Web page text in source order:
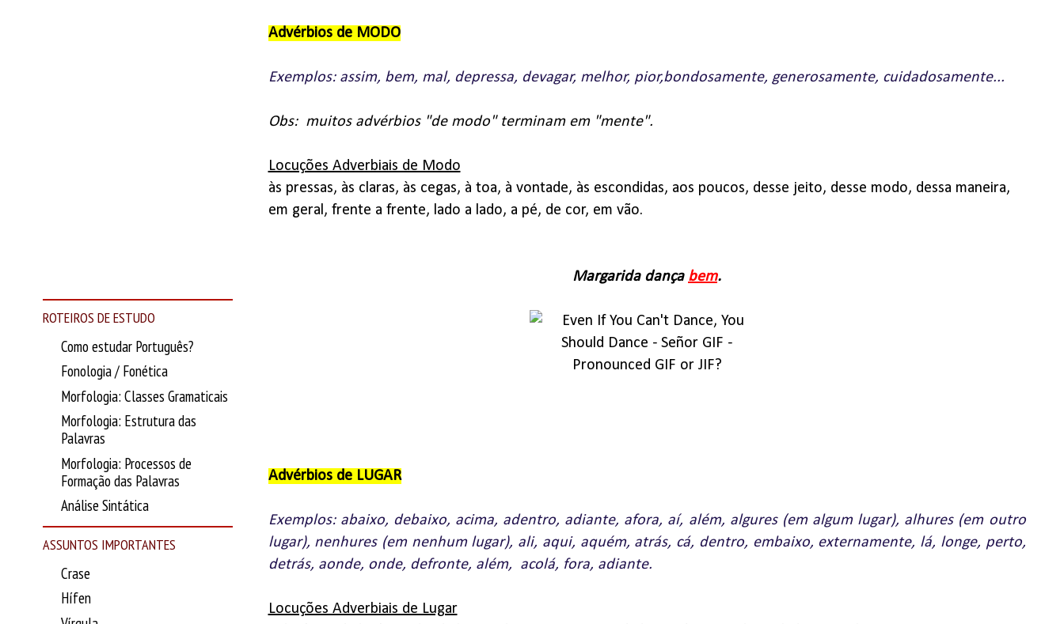
Advérbios de MODO
Exemplos: assim, bem, mal, depressa, devagar, melhor, pior,bondosamente, generosamente, cuidadosamente...
Obs: muitos advérbios "de modo" terminam em "mente".
Locuções Adverbiais de Modo
às pressas, às claras, às cegas, à toa, à vontade, às escondidas, aos poucos, desse jeito, desse modo, dessa maneira,
em geral, frente a frente, lado a lado, a pé, de cor, em vão.
Margarida dança bem.
Advérbios de LUGAR
Exemplos: abaixo, debaixo, acima, adentro, adiante, afora, aí, além, algures (em algum lugar), alhures (em outro
lugar), nenhures (em nenhum lugar), ali, aqui, aquém, atrás, cá, dentro, embaixo, externamente, lá, longe, perto,
detrás, aonde, onde, defronte, além, acolá, fora, adiante.
Locuções Adverbiais de Lugar
ROTEIROS DE ESTUDO
Como estudar Português?
Fonologia / Fonética
Morfologia: Classes Gramaticais
Morfologia: Estrutura das
Palavras
Morfologia: Processos de
Formação das Palavras
Análise Sintática
ASSUNTOS IMPORTANTES
Crase
Hífen